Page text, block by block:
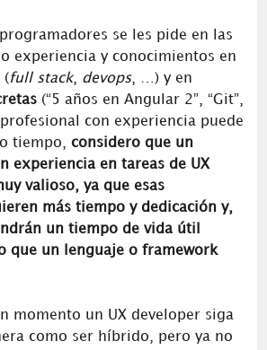
se les pide en las
experiencia y conocimientos en
( full stack, devops, …) y en
(“5 años en Angular 2”, “Git”,
con experiencia puede
tiempo, considero que un
experiencia en tareas de UX
valioso, ya que esas
más tiempo y dedicación y,
un tiempo de vida útil
que un lenguaje o framework
momento un UX developer siga
como ser híbrido, pero ya no